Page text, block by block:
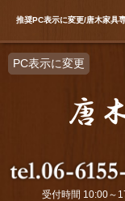
推奨PC表示に変更/唐木家具
PC表示に変更
受付時間 10:00～